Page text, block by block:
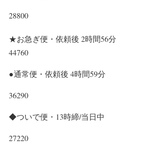
28800
★お急ぎ便・依頼後 2時間56分
44760
●通常便・依頼後 4時間59分
36290
◆ついで便・13時締/当日中
27220